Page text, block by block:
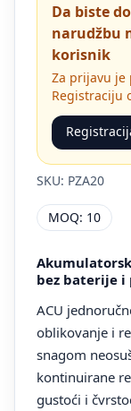
Da biste
narudžbu
korisnik
Za prijavu je
Registraciju
SKU: PZA20
MOQ: 10
bez baterije i
ACU
oblikovanje i
snagom
kontinuirane
gustoći i